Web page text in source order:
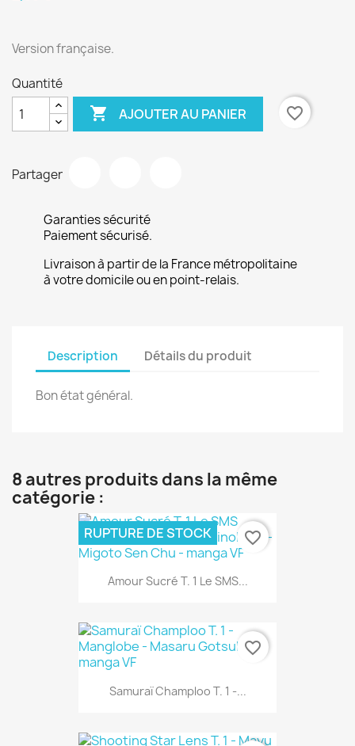
Version française.
Quantité
 AJOUTER AU PANIER favorite_border
Partager
Garanties sécurité
Paiement sécurisé.
Livraison à partir de la France métropolitaine
à votre domicile ou en point-relais.
Description Détails du produit
Bon état général.
8 autres produits dans la même
catégorie :
Amour Sucré T. 1 Le SMS...
RUPTURE DE STOCK favorite_border
Samuraï Champloo T. 1 -...
favorite_border